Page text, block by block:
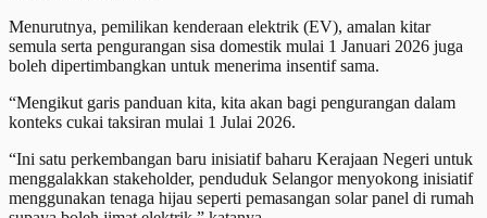
Menurutnya, pemilikan kenderaan elektrik (EV), amalan kitar
semula serta pengurangan sisa domestik mulai 1 Januari 2026 juga
boleh dipertimbangkan untuk menerima insentif sama.
“Mengikut garis panduan kita, kita akan bagi pengurangan dalam
konteks cukai taksiran mulai 1 Julai 2026.
“Ini satu perkembangan baru inisiatif baharu Kerajaan Negeri untuk
menggalakkan stakeholder, penduduk Selangor menyokong inisiatif
menggunakan tenaga hijau seperti pemasangan solar panel di rumah